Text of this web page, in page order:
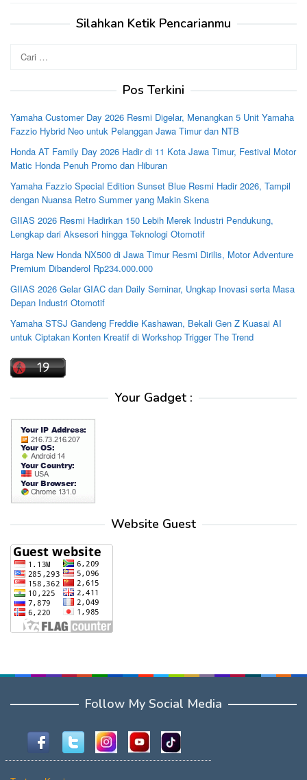
Silahkan Ketik Pencarianmu
untuk:
Pos Terkini
Yamaha Customer Day 2026 Resmi Digelar, Menangkan 5 Unit Yamaha
Fazzio Hybrid Neo untuk Pelanggan Jawa Timur dan NTB
Honda AT Family Day 2026 Hadir di 11 Kota Jawa Timur, Festival Motor
Matic Honda Penuh Promo dan Hiburan
Yamaha Fazzio Special Edition Sunset Blue Resmi Hadir 2026, Tampil
dengan Nuansa Retro Summer yang Makin Skena
GIIAS 2026 Resmi Hadirkan 150 Lebih Merek Industri Pendukung,
Lengkap dari Aksesori hingga Teknologi Otomotif
Harga New Honda NX500 di Jawa Timur Resmi Dirilis, Motor Adventure
Premium Dibanderol Rp234.000.000
GIIAS 2026 Gelar GIAC dan Daily Seminar, Ungkap Inovasi serta Masa
Depan Industri Otomotif
Yamaha STSJ Gandeng Freddie Kashawan, Bekali Gen Z Kuasai AI
untuk Ciptakan Konten Kreatif di Workshop Trigger The Trend
Your Gadget :
Website Guest
Follow My Social Media